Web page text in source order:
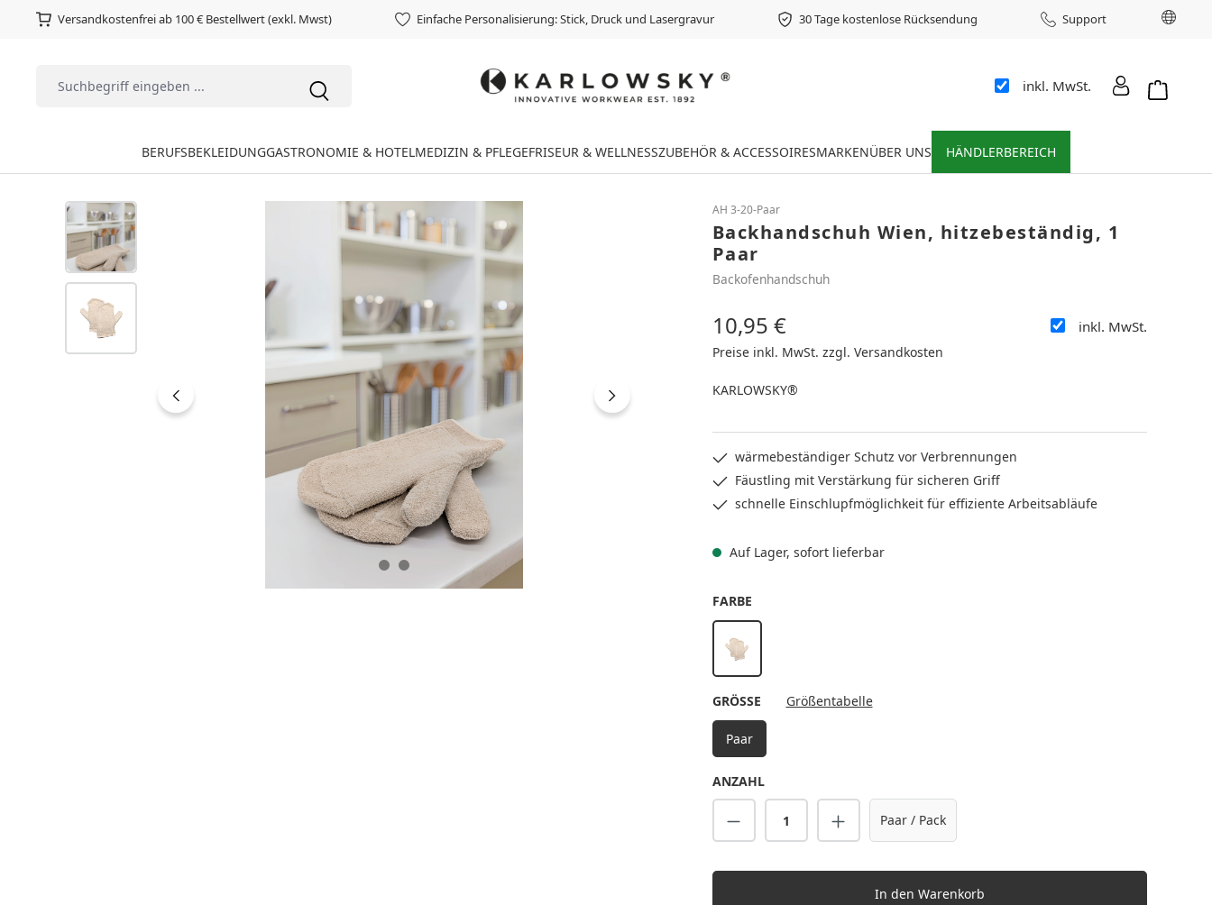
Versandkostenfrei ab 100 € Bestellwert (exkl. Mwst) Einfache Personalisierung: Stick, Druck und Lasergravur 30 Tage kostenlose Rücksendung Support
inkl. MwSt.
BERUFSBEKLEIDUNGGASTRONOMIE & HOTELMEDIZIN & PFLEGEFRISEUR & WELLNESSZUBEHÖR & ACCESSOIRESMARKENÜBER UNS HÄNDLERBEREICH
Bildergalerie überspringen AH 3-20-Paar
Backhandschuh Wien, hitzebeständig, 1
Paar
Backofenhandschuh
Regulärer Preis:
10,95 € inkl. MwSt.
Preise inkl. MwSt. zzgl. Versandkosten
KARLOWSKY®
wärmebeständiger Schutz vor Verbrennungen
Fäustling mit Verstärkung für sicheren Griff
schnelle Einschlupfmöglichkeit für effiziente Arbeitsabläufe
Auf Lager, sofort lieferbar
FARBEAUSWÄHLEN
creme
GRÖSSE AUSWÄHLEN
Größentabelle
Paar
ANZAHL
Produkt Anzahl: Gib den gewünschten Wert
Paar / Pack
In den Warenkorb